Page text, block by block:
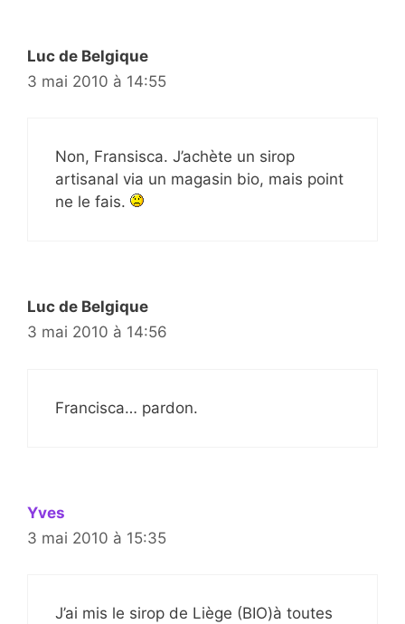
Luc de Belgique
3 mai 2010 à 14:55
Non, Fransisca. J’achète un sirop
artisanal via un magasin bio, mais point
ne le fais.
Luc de Belgique
3 mai 2010 à 14:56
Francisca… pardon.
Yves
3 mai 2010 à 15:35
J’ai mis le sirop de Liège (BIO)à toutes